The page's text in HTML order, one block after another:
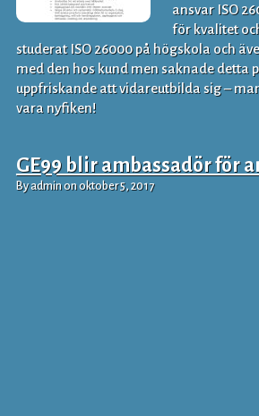
ansvar ISO
för kvalitet
studerat ISO 26000 på högskola och
med den hos kund men saknade detta
uppfriskande att vidareutbilda sig –
vara nyfiken!
GE99 blir ambassadör för
By admin on oktober 5, 2017